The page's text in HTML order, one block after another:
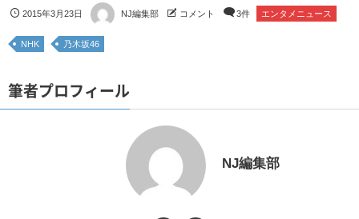
2015年3月23日 NJ編集部 コメント 3件 エンタメニュース
NHK 乃木坂46
筆者プロフィール
NJ編集部